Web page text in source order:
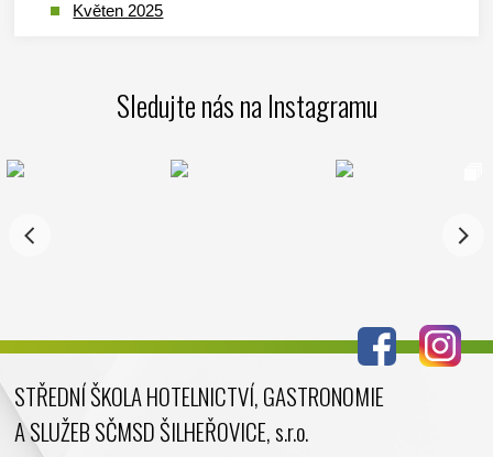
Květen 2025
Leden 2025
Listopad 2024
Duben 2024
Březen 2024
Sledujte nás na Instagramu
STŘEDNÍ ŠKOLA HOTELNICTVÍ, GASTRONOMIE
A SLUŽEB SČMSD ŠILHEŘOVICE, s.r.o.